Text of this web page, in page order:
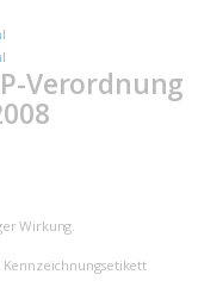
Verordnung
Wirkung.